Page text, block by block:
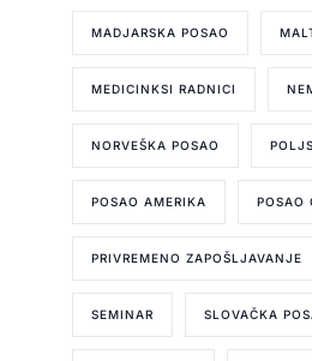
MADJARSKA POSAO
MEDICINKSI RADNICI
NORVEŠKA POSAO
POSAO AMERIKA POSAO
PRIVREMENO ZAPOŠLJAVANJE
SEMINAR SLOVAČKA